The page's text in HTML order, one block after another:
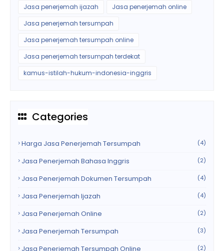
Jasa penerjemah ijazah
Jasa penerjemah online
Jasa penerjemah tersumpah
Jasa penerjemah tersumpah online
Jasa penerjemah tersumpah terdekat
kamus-istilah-hukum-indonesia-inggris
Categories
Harga Jasa Penerjemah Tersumpah (4)
Jasa Penerjemah Bahasa Inggris (2)
Jasa Penerjemah Dokumen Tersumpah (4)
Jasa Penerjemah Ijazah (4)
Jasa Penerjemah Online (2)
Jasa Penerjemah Tersumpah (3)
Jasa Penerjemah Tersumpah Online (2)